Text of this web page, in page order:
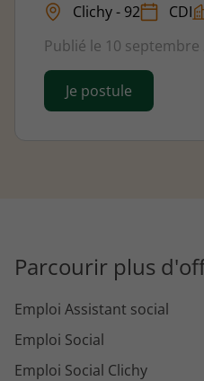
Clichy - 92 CDI
Publié le 10 septembre
Je postule
Parcourir plus
Emploi Assistant social
Emploi Social
Emploi Social Clichy